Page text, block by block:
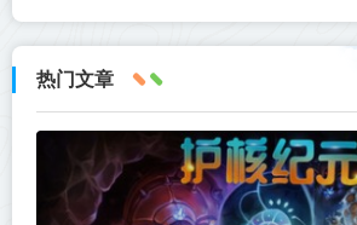
热门文章